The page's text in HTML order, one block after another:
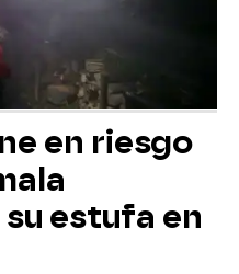
en riesgo
estufa en